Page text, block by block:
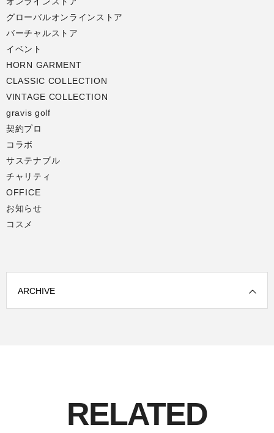
グローバルオンラインストア
バーチャルストア
イベント
HORN GARMENT
CLASSIC COLLECTION
VINTAGE COLLECTION
gravis golf
契約プロ
コラボ
サステナブル
チャリティ
OFFICE
お知らせ
コスメ
ARCHIVE
RELATED